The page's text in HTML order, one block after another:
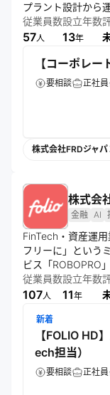
プラント設計から
に貢献。「サーモ
いうビジョンのも
従業員数
57人
設立年数
13年
【コーポレ
要相談 正社員
株式会社FRDジャ
株式会
金融 AI
FinTech・資産運
フリーに」という
ビス「ROBOPRO
「4RAP」を展開。
用にアクセスでき
従業員数
107人
設立年数
11年
新着
【FOLIO HD
ech担当）
要相談 正社員